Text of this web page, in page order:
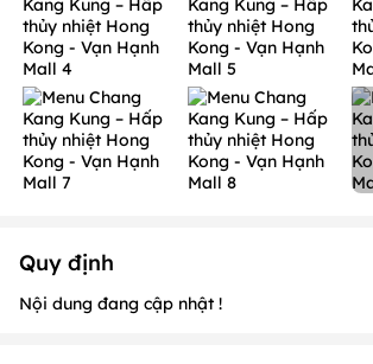
Quy định
Nội dung đang cập nhật !